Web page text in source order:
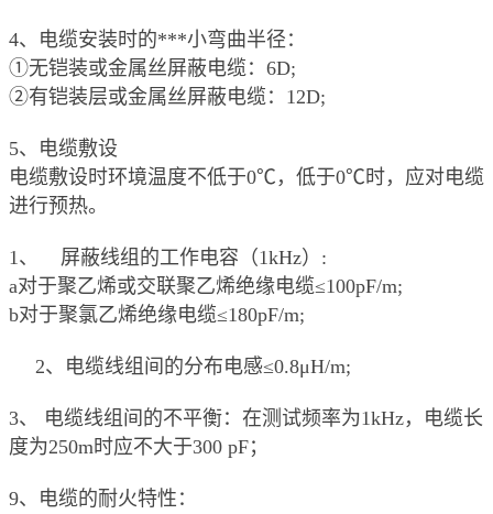
4、电缆安装时的***小弯曲半径：
①无铠装或金属丝屏蔽电缆： 6D;
②有铠装层或金属丝屏蔽电缆： 12D;
5、电缆敷设
电缆敷设时环境温度不低于0℃，低于0℃时，应对电缆
进行预热。
1、 屏蔽线组的工作电容（1kHz） :
a对于聚乙烯或交联聚乙烯绝缘电缆≤100pF/m;
b对于聚氯乙烯绝缘电缆≤180pF/m;
2、 电缆线组间的分布电感≤0.8μH/m;
3、 电缆线组间的不平衡：在测试频率为1kHz，电缆长
度为250m时应不大于300 pF；
9、电缆的耐火特性：